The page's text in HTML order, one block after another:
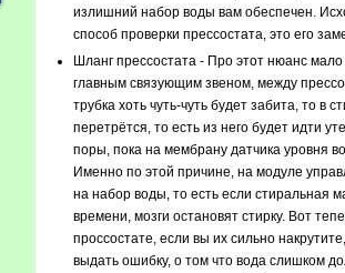
излишний набор воды вам обеспечен.
способ проверки прессостата, это его
Шланг прессостата - Про этот нюанс
главным связующим звеном, между
трубка хоть чуть-чуть будет забита, то
перетрётся, то есть из него будет идти
поры, пока на мембрану датчика уровня
Именно по этой причине, на модуле
на набор воды, то есть если стиральная
времени, мозги остановят стирку. Вот
проссостате, если вы их сильно
выдать ошибку, о том что вода слишком